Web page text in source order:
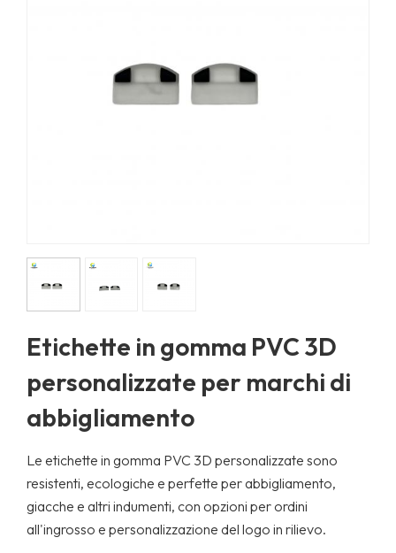
Etichette in gomma PVC 3D
personalizzate per marchi di
abbigliamento
Le etichette in gomma PVC 3D personalizzate sono
resistenti, ecologiche e perfette per abbigliamento,
giacche e altri indumenti, con opzioni per ordini
all'ingrosso e personalizzazione del logo in rilievo.